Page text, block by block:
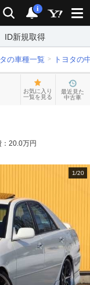
検索 通知
i
ID新規取得
の車種一覧 トヨタの
お気に入り
一覧を見る
最近見た
中古車
20.0万円
1/20